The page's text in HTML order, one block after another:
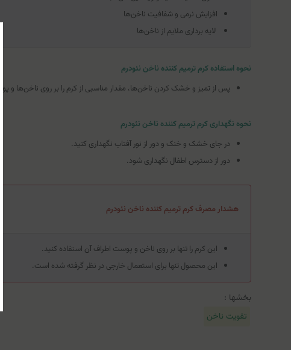
افزایش نرمی و شفافیت ناخن‌ها
لایه برداری ملایم از ناخن‌ها
نحوه استفاده کرم ترمیم کننده ناخن نئودرم
پس از تمیز و خشک کردن ناخن‌ها، مقدار مناسبی از کرم را بر روی ناخن‌ها و پوست اطراف آن
نحوه نگهداری کرم ترمیم کننده ناخن نئودرم
در جای خشک و خنک و دور از نور آفتاب نگهداری کنید.
دور از دسترس اطفال نگهداری شود.
هشدار مصرف کرم ترمیم کننده ناخن نئودرم
این کرم را تنها بر روی ناخن و پوست اطراف آن استفاده کنید.
این محصول تنها برای استعمال خارجی در نظر گرفته شده است.
بخشها :
تقویت ناخن